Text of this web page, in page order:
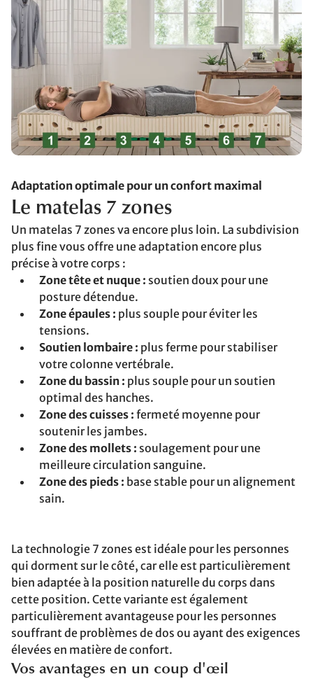
Adaptation optimale pour un confort maximal
Le matelas 7 zones
Un matelas 7 zones va encore plus loin. La subdivision
plus fine vous offre une adaptation encore plus
précise à votre corps :
Zone tête et nuque : soutien doux pour une
posture détendue.
Zone épaules : plus souple pour éviter les
tensions.
Soutien lombaire : plus ferme pour stabiliser
votre colonne vertébrale.
Zone du bassin : plus souple pour un soutien
optimal des hanches.
Zone des cuisses : fermeté moyenne pour
soutenir les jambes.
Zone des mollets : soulagement pour une
meilleure circulation sanguine.
Zone des pieds : base stable pour un alignement
sain.
La technologie 7 zones est idéale pour les personnes
qui dorment sur le côté, car elle est particulièrement
bien adaptée à la position naturelle du corps dans
cette position. Cette variante est également
particulièrement avantageuse pour les personnes
souffrant de problèmes de dos ou ayant des exigences
élevées en matière de confort.
Vos avantages en un coup d'œil